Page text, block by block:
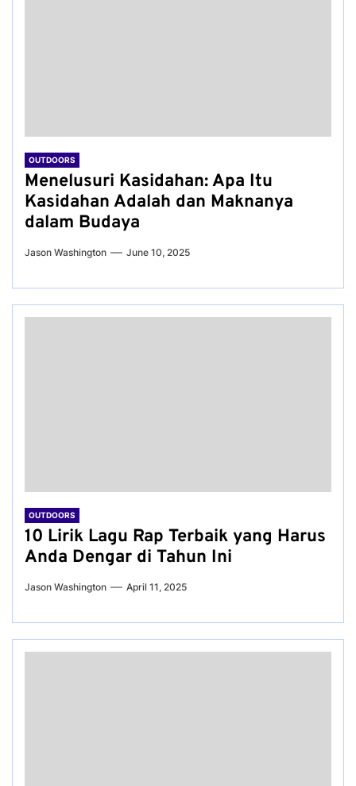
OUTDOORS
Menelusuri Kasidahan: Apa Itu
Kasidahan Adalah dan Maknanya
dalam Budaya
Jason Washington June 10, 2025
OUTDOORS
10 Lirik Lagu Rap Terbaik yang Harus
Anda Dengar di Tahun Ini
Jason Washington April 11, 2025